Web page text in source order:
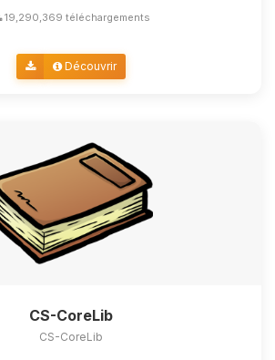
19,290,369 téléchargements
Découvrir
CS-CoreLib
CS-CoreLib